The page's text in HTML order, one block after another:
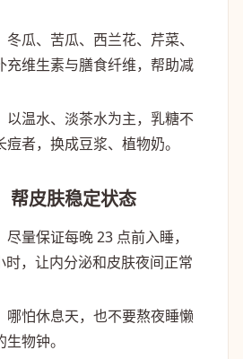
冬瓜、苦瓜、西兰花、芹菜、
充维生素与膳食纤维，帮助减
以温水、淡茶水为主，乳糖不
者，换成豆浆、植物奶。
帮皮肤稳定状态
尽量保证每晚 23 点前入睡，
时，让内分泌和皮肤夜间正常
哪怕休息天，也不要熬夜睡懒
物钟。